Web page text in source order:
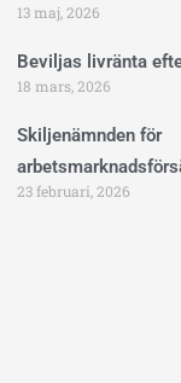
13 maj, 2026
Beviljas livränta
18 mars, 2026
Skiljenämnden för
23 februari, 2026